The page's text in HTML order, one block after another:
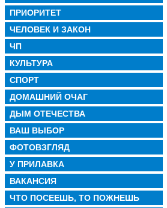
ПРИОРИТЕТ
ЧЕЛОВЕК И ЗАКОН
ЧП
КУЛЬТУРА
СПОРТ
ДОМАШНИЙ ОЧАГ
ДЫМ ОТЕЧЕСТВА
ВАШ ВЫБОР
ФОТОВЗГЛЯД
У ПРИЛАВКА
ВАКАНСИЯ
ЧТО ПОСЕЕШЬ, ТО ПОЖНЕШЬ